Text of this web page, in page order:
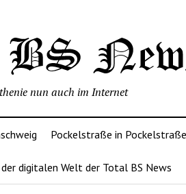
nun auch im Internet
Pockelstraße in
digitalen Welt der Total BS News